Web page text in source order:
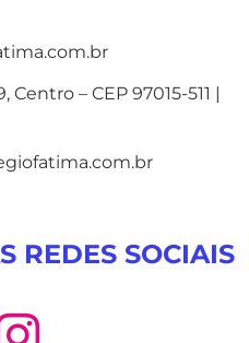
– CEP 97015-511 |
REDES SOCIAIS